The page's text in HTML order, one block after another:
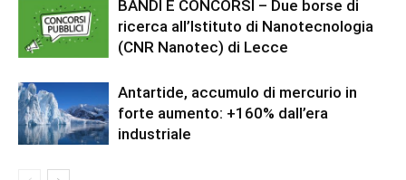
BANDI E CONCORSI – Due borse di
ricerca all’Istituto di Nanotecnologia
(CNR Nanotec) di Lecce
Antartide, accumulo di mercurio in
forte aumento: +160% dall’era
industriale